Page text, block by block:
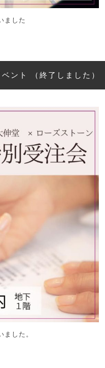
ました
ント （終了しました）
した。